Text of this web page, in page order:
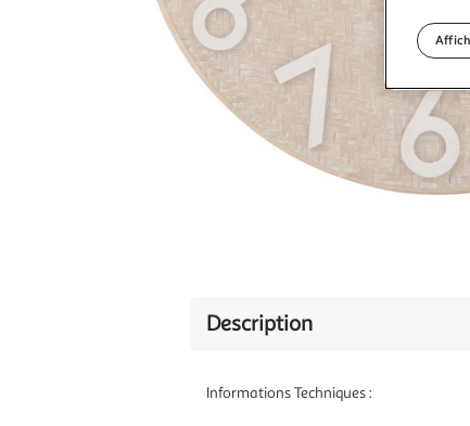
Description
Informations Techniques :